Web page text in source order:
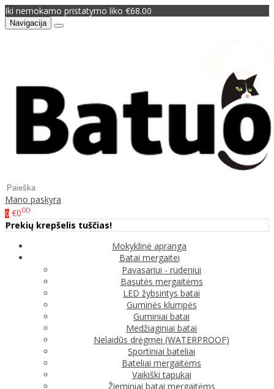
Iki nemokamo pristatymo liko €68.00
Navigacija
Mano paskyra
0 €000
Prekių krepšelis tuščias!
Mokyklinė apranga
Batai mergaitei
Pavasariui - rudeniui
Basutės mergaitėms
LED žybsintys batai
Guminės klumpės
Guminiai batai
Medžiaginiai batai
Nelaidūs drėgmei (WATERPROOF)
Sportiniai bateliai
Bateliai mergaitėms
Vaikiški tapukai
Žieminiai batai mergaitėms